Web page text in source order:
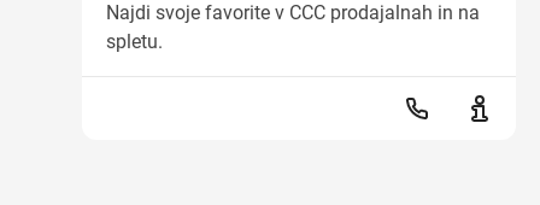
Najdi svoje favorite v CCC prodajalnah in na
spletu.